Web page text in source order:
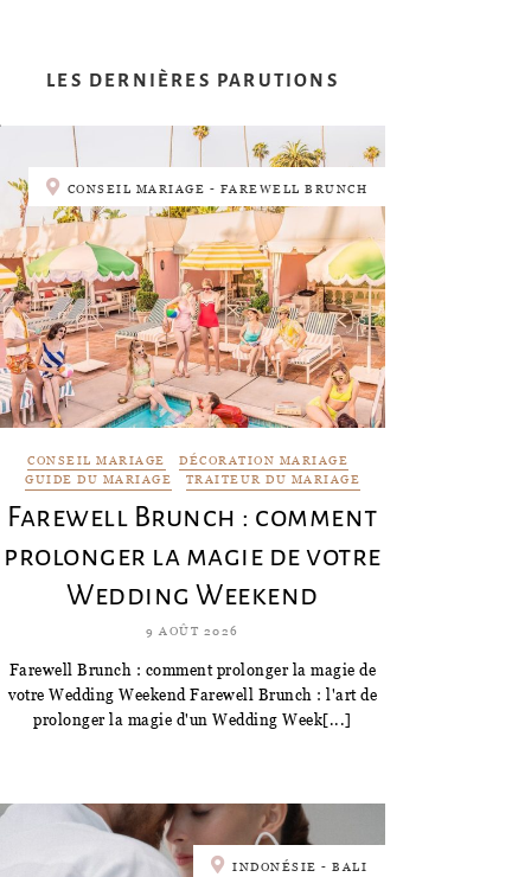
LES DERNIÈRES PARUTIONS
CONSEIL MARIAGE - FAREWELL BRUNCH
CONSEIL MARIAGE
DÉCORATION MARIAGE
GUIDE DU MARIAGE
TRAITEUR DU MARIAGE
Farewell Brunch : comment
prolonger la magie de votre
Wedding Weekend
9 AOÛT 2026
Farewell Brunch : comment prolonger la magie de
votre Wedding Weekend Farewell Brunch : l'art de
prolonger la magie d'un Wedding Week[...]
INDONÉSIE - BALI